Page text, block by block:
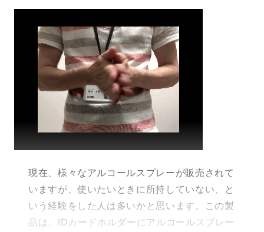
現在、様々なアルコールスプレーが販売されて
いますが、使いたいときに所持していない、と
いう経験をした人は多いかと思います。この製
品は、IDカードホルダーにアルコールスプレー